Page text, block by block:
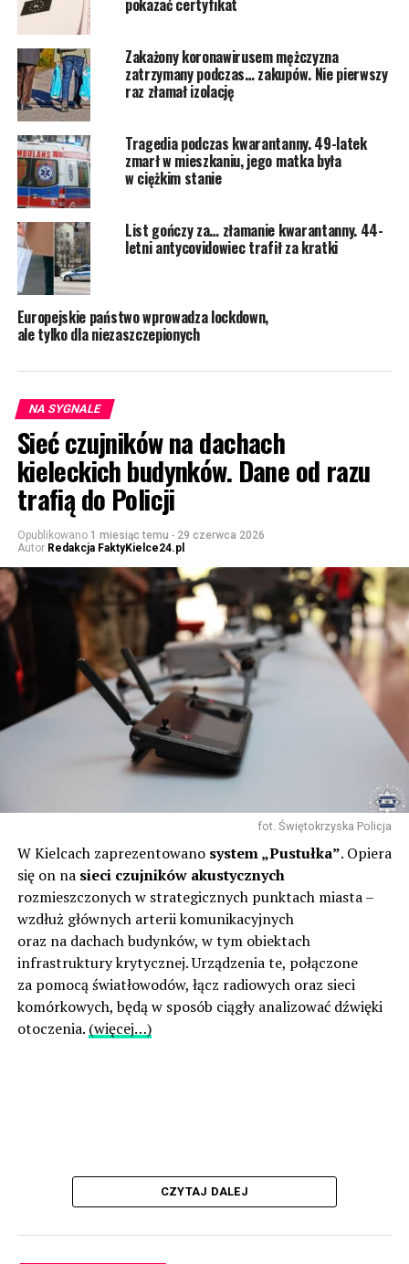
Zakażony koronawirusem mężczyzna
zatrzymany podczas… zakupów. Nie pierwszy
raz złamał izolację
Tragedia podczas kwarantanny. 49-latek
zmarł w mieszkaniu, jego matka była
w ciężkim stanie
List gończy za… złamanie kwarantanny. 44-
letni antycovidowiec trafił za kratki
Europejskie państwo wprowadza lockdown,
ale tylko dla niezaszczepionych
NA SYGNALE
Sieć czujników na dachach
kieleckich budynków. Dane od razu
trafią do Policji
Opublikowano 1 miesiąc temu - 29 czerwca 2026
Autor Redakcja FaktyKielce24.pl
fot. Świętokrzyska Policja
W Kielcach zaprezentowano system „Pustułka”. Opiera
się on na sieci czujników akustycznych
rozmieszczonych w strategicznych punktach miasta –
wzdłuż głównych arterii komunikacyjnych
oraz na dachach budynków, w tym obiektach
infrastruktury krytycznej. Urządzenia te, połączone
za pomocą światłowodów, łącz radiowych oraz sieci
komórkowych, będą w sposób ciągły analizować dźwięki
otoczenia. (więcej…)
CZYTAJ DALEJ